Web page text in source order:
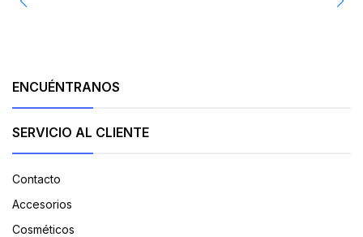
ENCUÉNTRANOS
SERVICIO AL CLIENTE
Contacto
Accesorios
Cosméticos